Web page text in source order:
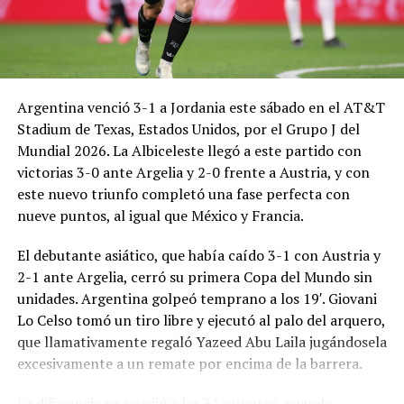
Argentina venció 3-1 a Jordania este sábado en el AT&T
Stadium de Texas, Estados Unidos, por el Grupo J del
Mundial 2026. La Albiceleste llegó a este partido con
victorias 3-0 ante Argelia y 2-0 frente a Austria, y con
este nuevo triunfo completó una fase perfecta con
nueve puntos, al igual que México y Francia.
El debutante asiático, que había caído 3-1 con Austria y
2-1 ante Argelia, cerró su primera Copa del Mundo sin
unidades. Argentina golpeó temprano a los 19′. Giovani
Lo Celso tomó un tiro libre y ejecutó al palo del arquero,
que llamativamente regaló Yazeed Abu Laila jugándosela
excesivamente a un remate por encima de la barrera.